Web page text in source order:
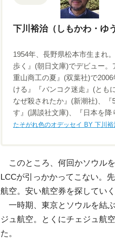
下川裕治（しもかわ・ゆ
1954年、長野県松本市生まれ
歩く』(朝日文庫)でデビュー
重山商工の夏』(双葉社)で
ける』『バンコク迷走』(とも
なぜ殺されたか』(新潮社)、
す』(講談社文庫)、『日本を降
たそがれ色のオデッセイ BY 下川裕
このところ、何回かソウル
LCCが引っかかってこない。
航空。安い航空券を探してい
一時期、東京とソウルを結
ジュ航空。とくにチェジュ航
た。